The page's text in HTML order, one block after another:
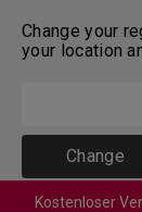
Change your
your location
Change
Kostenloser